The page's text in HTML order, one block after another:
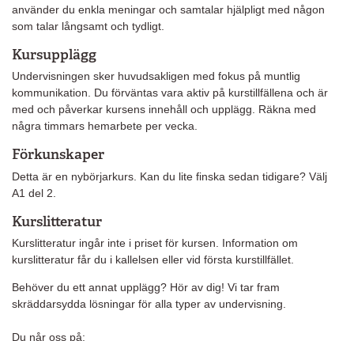
använder du enkla meningar och samtalar hjälpligt med någon
som talar långsamt och tydligt.
Kursupplägg
Undervisningen sker huvudsakligen med fokus på muntlig
kommunikation. Du förväntas vara aktiv på kurstillfällena och är
med och påverkar kursens innehåll och upplägg. Räkna med
några timmars hemarbete per vecka.
Förkunskaper
Detta är en nybörjarkurs. Kan du lite finska sedan tidigare? Välj
A1 del 2.
Kurslitteratur
Kurslitteratur ingår inte i priset för kursen. Information om
kurslitteratur får du i kallelsen eller vid första kurstillfället.
Behöver du ett annat upplägg? Hör av dig! Vi tar fram
skräddarsydda lösningar för alla typer av undervisning.
Du når oss på: